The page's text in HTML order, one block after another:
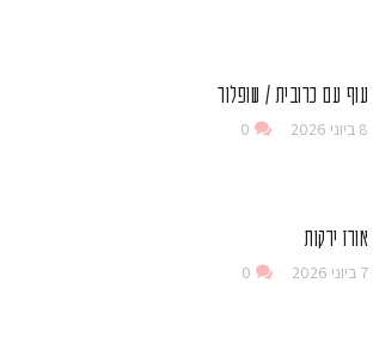
עוף עם כרובית / שופלור
8 ביוני 2026 0
אורז ירקות
7 ביוני 2026 0